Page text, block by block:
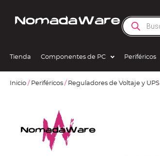
Tienda Componentes de PC Periféricos
Inicio / Periféricos / Reguladores de Voltaje y UPS